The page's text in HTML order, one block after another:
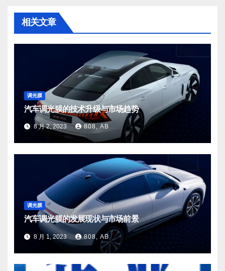
相关文章
调光膜
汽车调光膜的技术升级与市场趋势
8 月 2, 2023 808, AB
调光膜
汽车调光膜的发展现状与市场前景
8 月 1, 2023 808, AB